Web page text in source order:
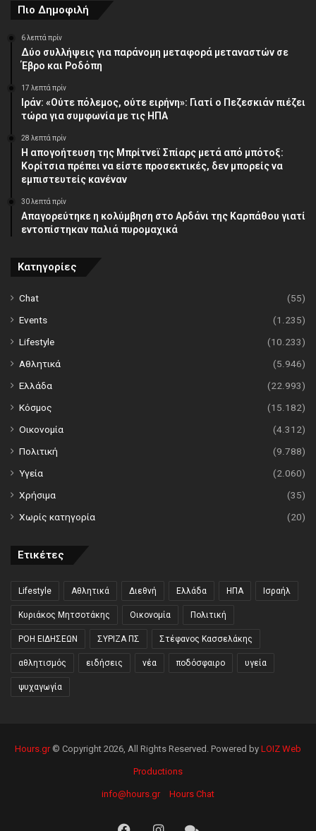
Πιο Δημοφιλή
6 λεπτά πρίν
Δύο συλλήψεις για παράνομη μεταφορά μεταναστών σε
Έβρο και Ροδόπη
17 λεπτά πρίν
Ιράν: «Ούτε πόλεμος, ούτε ειρήνη»: Γιατί ο Πεζεσκιάν πιέζει
τώρα για συμφωνία με τις ΗΠΑ
28 λεπτά πρίν
Η απογοήτευση της Μπρίτνεϊ Σπίαρς μετά από μπότοξ:
Κορίτσια πρέπει να είστε προσεκτικές, δεν μπορείς να
εμπιστευτείς κανέναν
30 λεπτά πρίν
Απαγορεύτηκε η κολύμβηση στο Αρδάνι της Καρπάθου γιατί
εντοπίστηκαν παλιά πυρομαχικά
Κατηγορίες
Chat
(55)
Events
(1.235)
Lifestyle
(10.233)
Αθλητικά
(5.946)
Ελλάδα
(22.993)
Κόσμος
(15.182)
Οικονομία
(4.312)
Πολιτική
(9.788)
Υγεία
(2.060)
Χρήσιμα
(35)
Χωρίς κατηγορία
(20)
Ετικέτες
Lifestyle Αθλητικά Διεθνή Ελλάδα ΗΠΑ Ισραήλ
Κυριάκος Μητσοτάκης Οικονομία Πολιτική
ΡΟΗ ΕΙΔΗΣΕΩΝ ΣΥΡΙΖΑ ΠΣ Στέφανος Κασσελάκης
αθλητισμός ειδήσεις νέα ποδόσφαιρο υγεία
ψυχαγωγία
Hours.gr© Copyright 2026, All Rights Reserved. Powered by LOIZ Web
Productions
info@hours.gr Hours Chat